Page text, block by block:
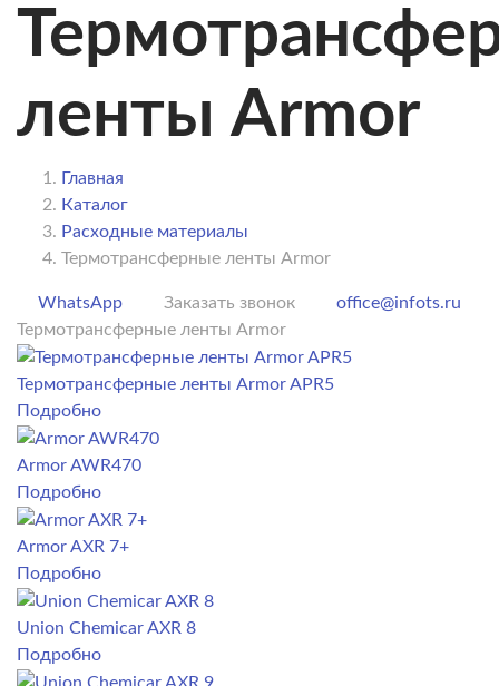
ленты Armor
Главная
Каталог
Расходные материалы
Термотрансферные ленты Armor
WhatsApp Заказать звонок
office@infots.ru
Термотрансферные ленты Armor
Термотрансферные ленты Armor APR5
Подробно
Armor AWR470
Подробно
Armor AXR 7+
Подробно
Union Chemicar AXR 8
Подробно